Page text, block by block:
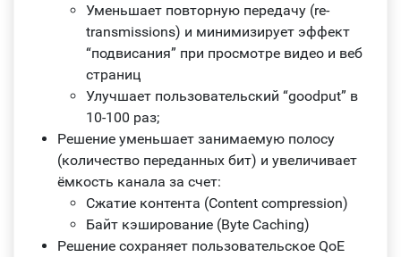
Уменьшает повторную передачу (re-
transmissions) и минимизирует эффект
“подвисания” при просмотре видео и веб
страниц
Улучшает пользовательский “goodput” в
10-100 раз;
Решение уменьшает занимаемую полосу
(количество переданных бит) и увеличивает
ёмкость канала за счет:
Сжатие контента (Content compression)
Байт кэширование (Byte Caching)
Решение сохраняет пользовательское QoE